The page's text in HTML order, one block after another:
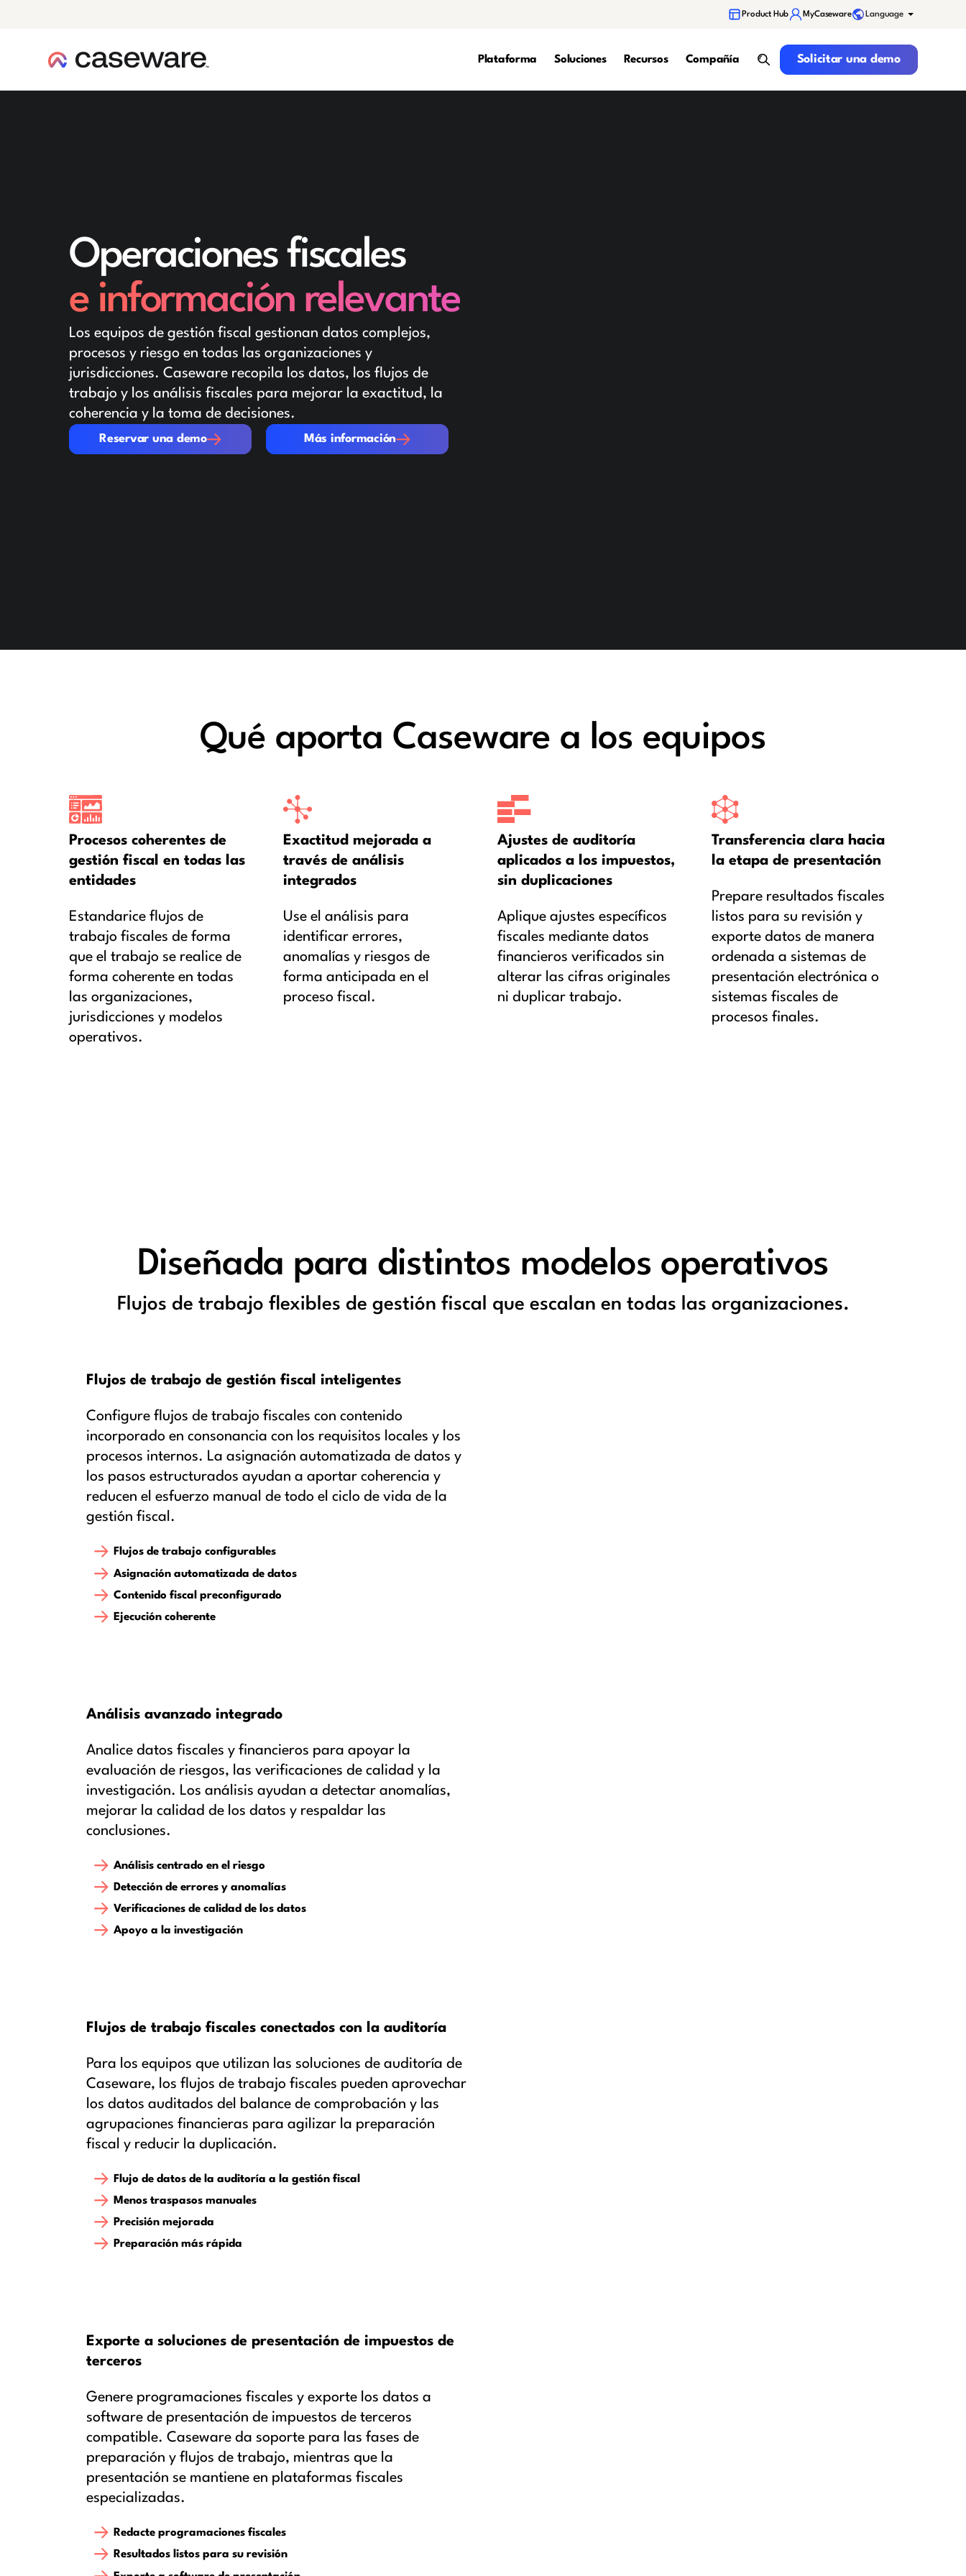
Product Hub MyCaseware Language
Plataforma Soluciones Recursos Compañía
search
Solicitar una demo
Solicitar una demo
Operaciones fiscales
e información relevante
Los equipos de gestión fiscal gestionan datos complejos,
procesos y riesgo en todas las organizaciones y
jurisdicciones. Caseware recopila los datos, los flujos de
trabajo y los análisis fiscales para mejorar la exactitud, la
coherencia y la toma de decisiones.
Reservar una demo
Reservar una demo
Más información
Más información
Qué aporta Caseware a los equipos
Procesos coherentes de
gestión fiscal en todas las
entidades
Estandarice flujos de
trabajo fiscales de forma
que el trabajo se realice de
forma coherente en todas
las organizaciones,
jurisdicciones y modelos
operativos.
Exactitud mejorada a
través de análisis
integrados
Use el análisis para
identificar errores,
anomalías y riesgos de
forma anticipada en el
proceso fiscal.
Ajustes de auditoría
aplicados a los impuestos,
sin duplicaciones
Aplique ajustes específicos
fiscales mediante datos
financieros verificados sin
alterar las cifras originales
ni duplicar trabajo.
Transferencia clara hacia
la etapa de presentación
Prepare resultados fiscales
listos para su revisión y
exporte datos de manera
ordenada a sistemas de
presentación electrónica o
sistemas fiscales de
procesos finales.
Diseñada para distintos modelos operativos
Flujos de trabajo flexibles de gestión fiscal que escalan en todas las organizaciones.
Flujos de trabajo de gestión fiscal inteligentes
Configure flujos de trabajo fiscales con contenido
incorporado en consonancia con los requisitos locales y los
procesos internos. La asignación automatizada de datos y
los pasos estructurados ayudan a aportar coherencia y
reducen el esfuerzo manual de todo el ciclo de vida de la
gestión fiscal.
Flujos de trabajo configurables
Asignación automatizada de datos
Contenido fiscal preconfigurado
Ejecución coherente
Análisis avanzado integrado
Analice datos fiscales y financieros para apoyar la
evaluación de riesgos, las verificaciones de calidad y la
investigación. Los análisis ayudan a detectar anomalías,
mejorar la calidad de los datos y respaldar las
conclusiones.
Análisis centrado en el riesgo
Detección de errores y anomalías
Verificaciones de calidad de los datos
Apoyo a la investigación
Flujos de trabajo fiscales conectados con la auditoría
Para los equipos que utilizan las soluciones de auditoría de
Caseware, los flujos de trabajo fiscales pueden aprovechar
los datos auditados del balance de comprobación y las
agrupaciones financieras para agilizar la preparación
fiscal y reducir la duplicación.
Flujo de datos de la auditoría a la gestión fiscal
Menos traspasos manuales
Precisión mejorada
Preparación más rápida
Exporte a soluciones de presentación de impuestos de
terceros
Genere programaciones fiscales y exporte los datos a
software de presentación de impuestos de terceros
compatible. Caseware da soporte para las fases de
preparación y flujos de trabajo, mientras que la
presentación se mantiene en plataformas fiscales
especializadas.
Redacte programaciones fiscales
Resultados listos para su revisión